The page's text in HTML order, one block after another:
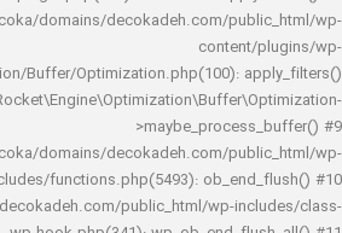
/home/decoka/domains/decokadeh.com/
Optimization/Buffer/Optimization.php(100):
/home/decoka/domains/decokadeh.com/
includes/functions.php(5493):
domains/decokadeh.com/public_html/wp-